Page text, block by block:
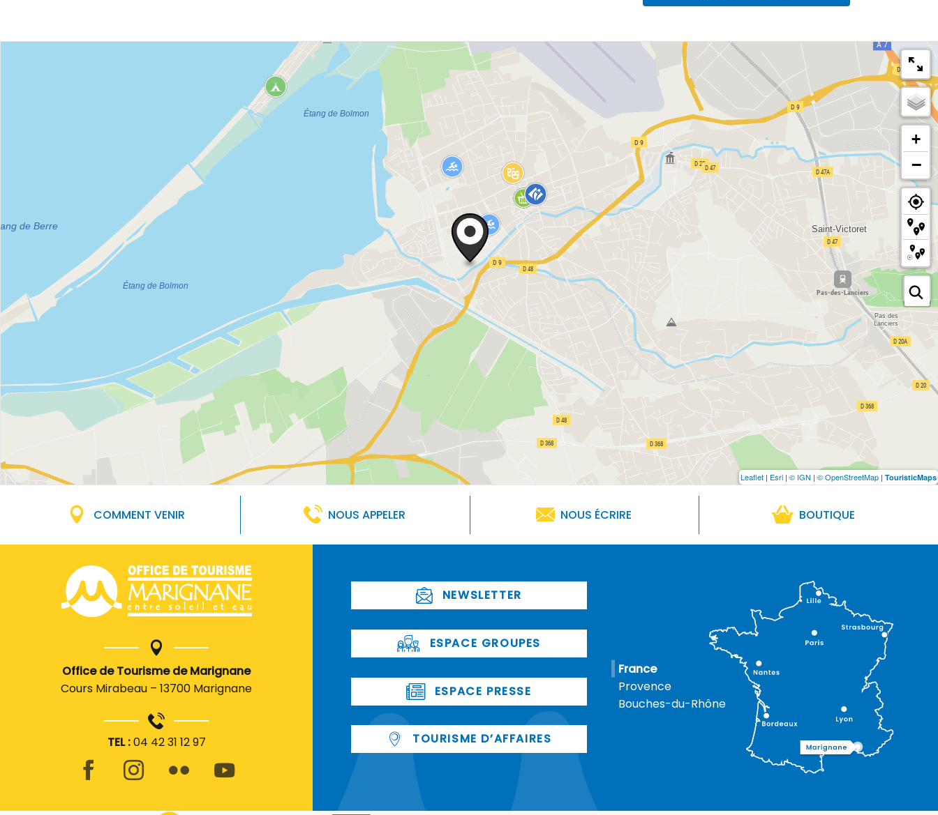
+
−
Leaflet | Esri | © IGN | © OpenStreetMap | TouristicMaps
COMMENT VENIR NOUS APPELER NOUS ÉCRIRE BOUTIQUE
Office de Tourisme de Marignane
Cours Mirabeau – 13700 Marignane
TEL :04 42 31 12 97
NEWSLETTER
ESPACE GROUPES
ESPACE PRESSE
TOURISME D’AFFAIRES
France
Provence
Bouches-du-Rhône